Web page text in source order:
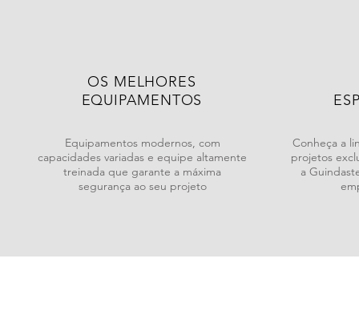
OS MELHORES
EQUIPAMENTOS
Equipamentos modernos, com
capacidades variadas e equipe altamente
treinada que garante a máxima
segurança ao seu projeto
Conheça a
projetos
a